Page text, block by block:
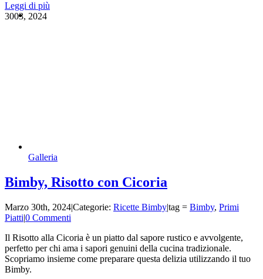
Leggi di più
3003, 2024
Galleria
Bimby, Risotto con Cicoria
Marzo 30th, 2024|Categorie: Ricette Bimby|tag = Bimby, Primi
Piatti|0 Commenti
Il Risotto alla Cicoria è un piatto dal sapore rustico e avvolgente,
perfetto per chi ama i sapori genuini della cucina tradizionale.
Scopriamo insieme come preparare questa delizia utilizzando il tuo
Bimby.